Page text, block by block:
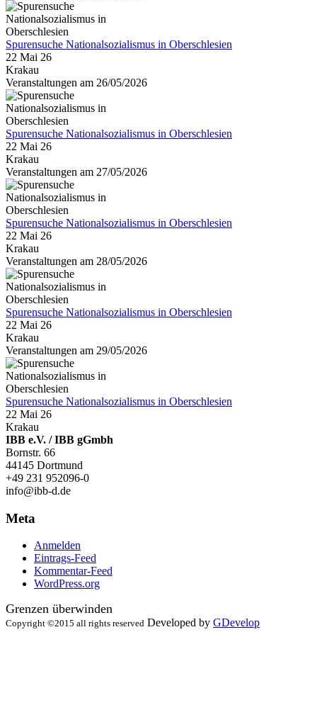
Spurensuche Nationalsozialismus in Oberschlesien
22 Mai 26
Krakau
Veranstaltungen am 26/05/2026
Spurensuche Nationalsozialismus in Oberschlesien
22 Mai 26
Krakau
Veranstaltungen am 27/05/2026
Spurensuche Nationalsozialismus in Oberschlesien
22 Mai 26
Krakau
Veranstaltungen am 28/05/2026
Spurensuche Nationalsozialismus in Oberschlesien
22 Mai 26
Krakau
Veranstaltungen am 29/05/2026
Spurensuche Nationalsozialismus in Oberschlesien
22 Mai 26
Krakau
IBB e.V. / IBB gGmbh
Bornstr. 66
44145 Dortmund
+49 231 952096-0
info@ibb-d.de
Meta
Anmelden
Eintrags-Feed
Kommentar-Feed
WordPress.org
Grenzen überwinden
Copyright ©2015 all rights reserved Developed by GDevelop